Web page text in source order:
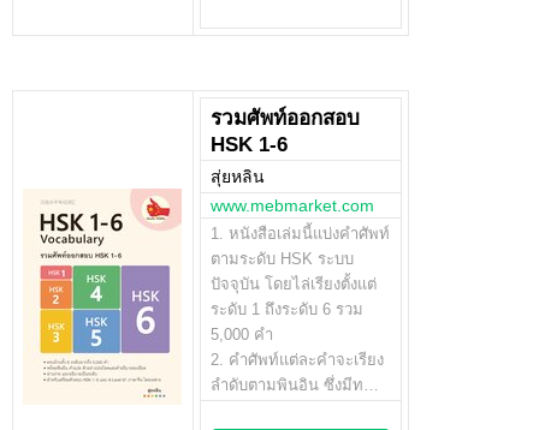
รวมศัพท์ออกสอบ
HSK 1-6
สุ่ยหลิน
www.mebmarket.com
1. หนังสือเล่มนี้แบ่งคำศัพท์
ตามระดับ HSK ระบบ
ปัจจุบัน โดยไล่เรียงตั้งแต่
ระดับ 1 ถึงระดับ 6 รวม
5,000 คำ
2. คำศัพท์แต่ละคำจะเรียง
ลำดับตามพินอิน ซึ่งมีท…